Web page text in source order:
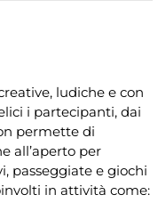
ludiche e con
i partecipanti, dai
permette di
all’aperto per
passeggiate e giochi
in attività come: